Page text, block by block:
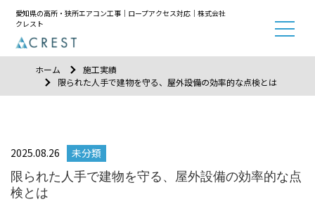
愛知県の高所・狭所エアコン工事｜ロープアクセス対応｜株式会社
クレスト
ホーム
施工実績
限られた人手で建物を守る、屋外設備の効率的な点検とは
2025.08.26
未分類
限られた人手で建物を守る、屋外設備の効率的な点
検とは